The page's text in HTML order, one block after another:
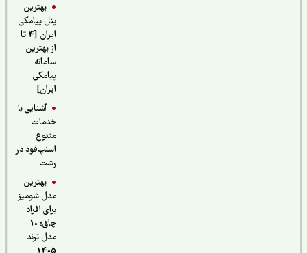
بهترین
پنل پیامکی
ایران [4 تا
از بهترین
سامانه
پیامکی
آشنایی با
خدمات
اسنپ‌فود در
بهترین
مدل شومیز
برای افراد
چاق؛ 10
مدل ترند